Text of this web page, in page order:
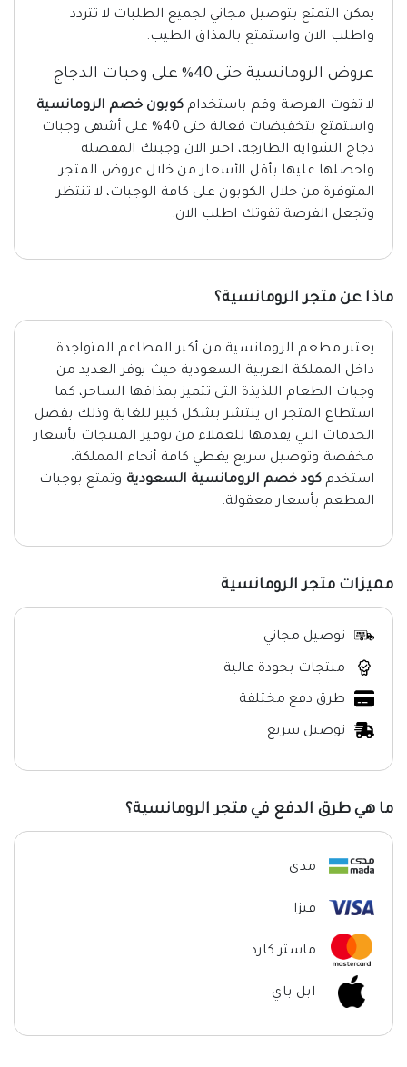
يمكن التمتع بتوصيل مجاني لجميع الطلبات لا تتردد
واطلب الان واستمتع بالمذاق الطيب.
عروض الرومانسية حتى 40% على وجبات الدجاج
لا تفوت الفرصة وقم باستخدام كوبون خصم الرومانسية
واستمتع بتخفيضات فعالة حتى 40% على أشهى وجبات
دجاج الشواية الطازجة، اختر الان وجبتك المفضلة
واحصلها عليها بأقل الأسعار من خلال عروض المتجر
المتوفرة من خلال الكوبون على كافة الوجبات، لا تنتظر
وتجعل الفرصة تفوتك اطلب الان.
ماذا عن متجر الرومانسية؟
يعتبر مطعم الرومانسية من أكبر المطاعم المتواجدة
داخل المملكة العربية السعودية حيث يوفر العديد من
وجبات الطعام اللذيذة التي تتميز بمذاقها الساحر، كما
استطاع المتجر ان ينتشر بشكل كبير للغاية وذلك بفضل
الخدمات التي يقدمها للعملاء من توفير المنتجات بأسعار
مخفضة وتوصيل سريع يغطي كافة أنحاء المملكة،
استخدم كود خصم الرومانسية السعودية وتمتع بوجبات
المطعم بأسعار معقولة.
مميزات متجر الرومانسية
توصيل مجاني
منتجات بجودة عالية
طرق دفع مختلفة
توصيل سريع
ما هي طرق الدفع في متجر الرومانسية؟
مدى
فيزا
ماستر كارد
ابل باي